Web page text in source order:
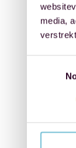
media,